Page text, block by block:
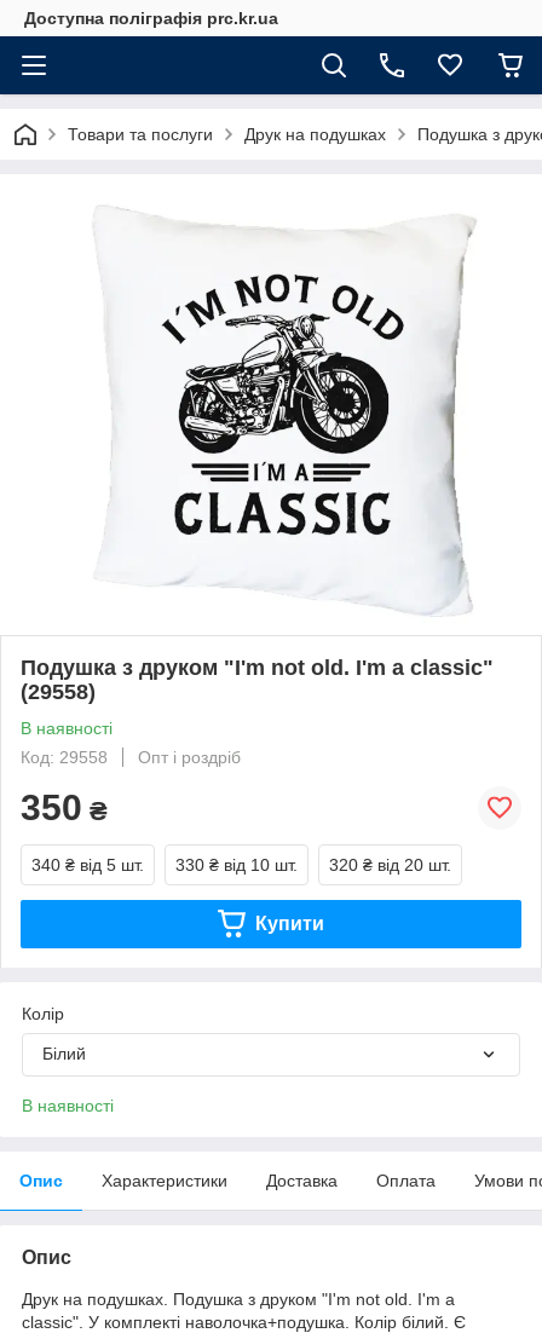
Доступна поліграфія prc.kr.ua
Товари та послуги Друк на подушках Подушка з
Подушка з друком "I'm not old. I'm a classic"
(29558)
В наявності
Код: 29558
Опт і роздріб
350 ₴
340 ₴ від 5 шт. 330 ₴ від 10 шт. 320 ₴ від 20 шт.
Купити
Колір
Білий
В наявності
Опис Характеристики Доставка Оплата Умови
Опис
Друк на подушках. Подушка з друком "I'm not old. I'm a
classic". У комплекті наволочка+подушка. Колір білий. Є